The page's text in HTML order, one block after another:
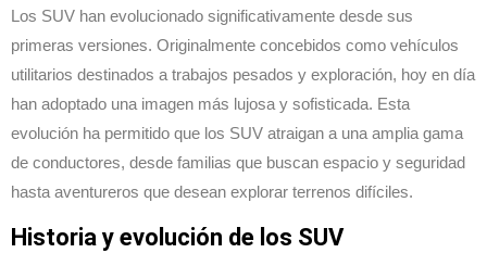
Los SUV han evolucionado significativamente desde sus
primeras versiones. Originalmente concebidos como vehículos
utilitarios destinados a trabajos pesados y exploración, hoy en día
han adoptado una imagen más lujosa y sofisticada. Esta
evolución ha permitido que los SUV atraigan a una amplia gama
de conductores, desde familias que buscan espacio y seguridad
hasta aventureros que desean explorar terrenos difíciles.
Historia y evolución de los SUV